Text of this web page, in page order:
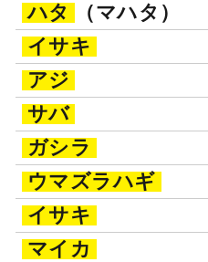
ハタ
（マハタ）
イサキ
アジ
サバ
ガシラ
ウマズラハギ
イサキ
マイカ